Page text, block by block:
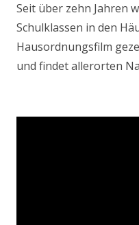
Seit über zehn Jahren
Schulklassen in den
Hausordnungsfilm
und findet allerorten